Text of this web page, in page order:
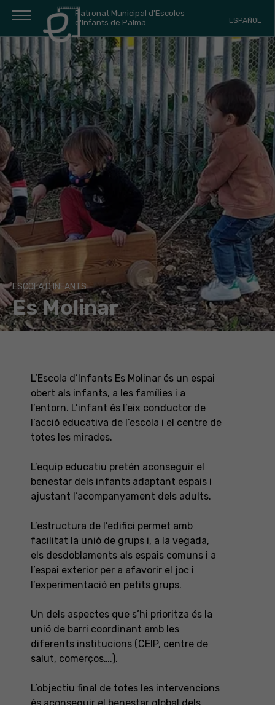
Patronat Municipal d'Escoles
d'Infants de Palma
ESPAÑOL
ESCOLA D'INFANTS
Es Molinar
L’Escola d’Infants Es Molinar és un espai
obert als infants, a les famílies i a
l’entorn. L’infant és l’eix conductor de
l’acció educativa de l’escola i el centre de
totes les mirades.
L’equip educatiu pretén aconseguir el
benestar dels infants adaptant espais i
ajustant l’acompanyament dels adults.
L’estructura de l’edifici permet amb
facilitat la unió de grups i, a la vegada,
els desdoblaments als espais comuns i a
l’espai exterior per a afavorir el joc i
l’experimentació en petits grups.
Un dels aspectes que s’hi prioritza és la
unió de barri coordinant amb les
diferents institucions (CEIP, centre de
salut, comerços….).
L’objectiu final de totes les intervencions